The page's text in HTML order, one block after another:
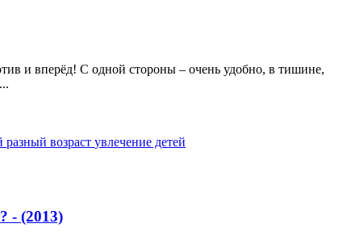
и вперёд! С одной стороны – очень удобно, в тишине,
разный возраст увлечение детей
- (2013)